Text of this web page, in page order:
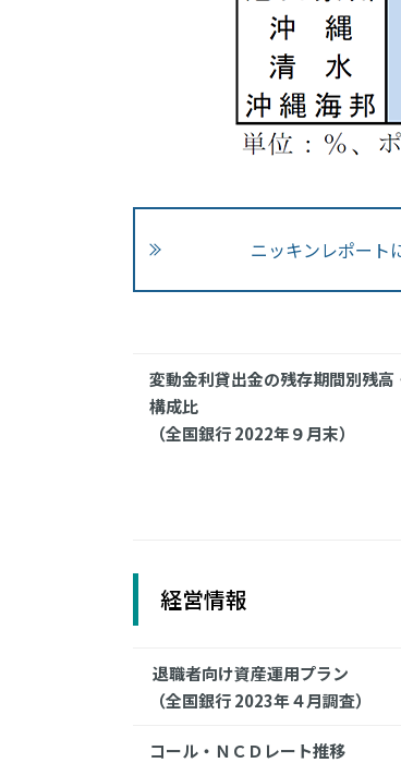
ニッキンレポート
変動金利貸出金の残存期間別残高
構成比
（全国銀行 2022年９月末）
経営情報
退職者向け資産運用プラン
（全国銀行 2023年４月調査）
コール・ＮＣＤレート推移